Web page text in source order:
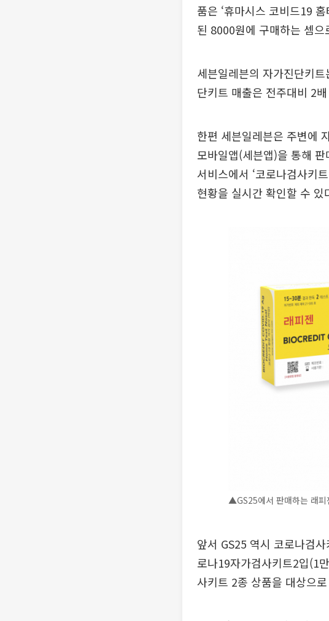
품은 ‘휴마시스 코비드19
된 8000원에 구매하는 셈
세븐일레븐의 자가진단키
단키트 매출은 전주대비 2
한편 세븐일레븐은 주변에
모바일앱(세븐앱)을 통해
서비스에서 ‘코로나검사키
현황을 실시간 확인할 수 있
▲GS25에서 판매하는 래피
앞서 GS25 역시 코로나검
로나19자가검사키트2입(1
사키트 2종 상품을 대상으